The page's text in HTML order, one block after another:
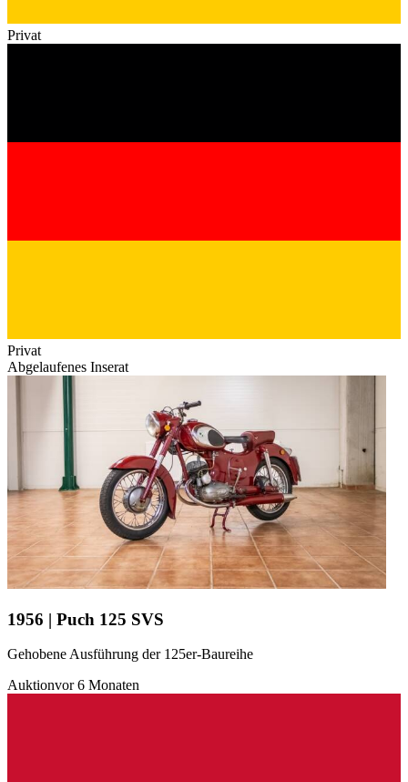
Privat
Privat
Abgelaufenes Inserat
1956 | Puch 125 SVS
Gehobene Ausführung der 125er-Baureihe
Auktionvor 6 Monaten